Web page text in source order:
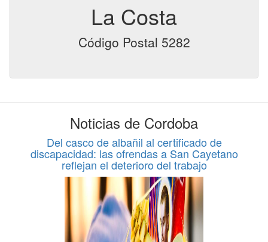
La Costa
Código Postal 5282
Noticias de Cordoba
Del casco de albañil al certificado de
discapacidad: las ofrendas a San Cayetano
reflejan el deterioro del trabajo